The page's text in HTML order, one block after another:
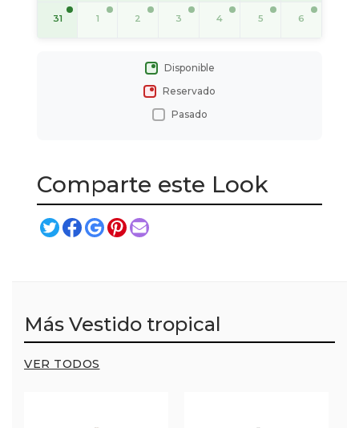
31 1 2 3 4 5 6
Disponible
Reservado
Pasado
Comparte este Look
Más Vestido tropical
VER TODOS